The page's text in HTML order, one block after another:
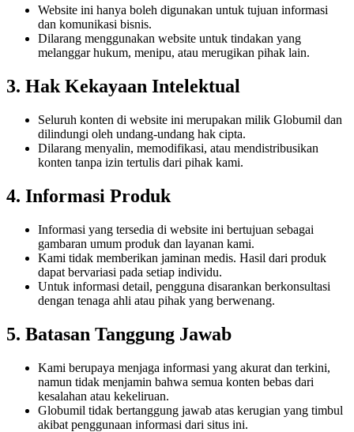
Website ini hanya boleh digunakan untuk tujuan informasi
dan komunikasi bisnis.
Dilarang menggunakan website untuk tindakan yang
melanggar hukum, menipu, atau merugikan pihak lain.
3. Hak Kekayaan Intelektual
Seluruh konten di website ini merupakan milik Globumil dan
dilindungi oleh undang-undang hak cipta.
Dilarang menyalin, memodifikasi, atau mendistribusikan
konten tanpa izin tertulis dari pihak kami.
4. Informasi Produk
Informasi yang tersedia di website ini bertujuan sebagai
gambaran umum produk dan layanan kami.
Kami tidak memberikan jaminan medis. Hasil dari produk
dapat bervariasi pada setiap individu.
Untuk informasi detail, pengguna disarankan berkonsultasi
dengan tenaga ahli atau pihak yang berwenang.
5. Batasan Tanggung Jawab
Kami berupaya menjaga informasi yang akurat dan terkini,
namun tidak menjamin bahwa semua konten bebas dari
kesalahan atau kekeliruan.
Globumil tidak bertanggung jawab atas kerugian yang timbul
akibat penggunaan informasi dari situs ini.